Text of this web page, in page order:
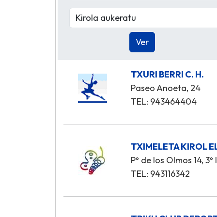
TXURI BERRI C. H.
Paseo Anoeta, 24
TEL: 943464404
TXIMELETA KIROL
Pº de los Olmos 14, 3º
TEL: 943116342